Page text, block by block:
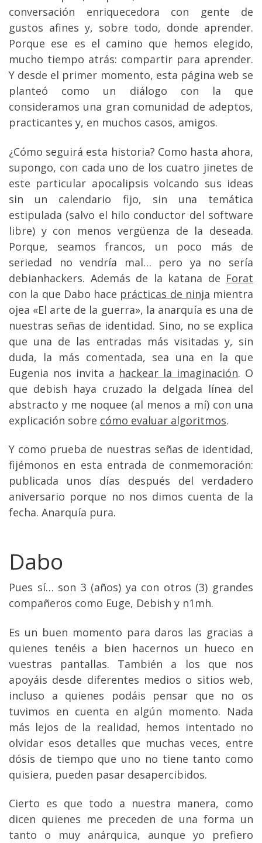
conversación enriquecedora con gente de
gustos afines y, sobre todo, donde aprender.
Porque ese es el camino que hemos elegido,
mucho tiempo atrás: compartir para aprender.
Y desde el primer momento, esta página web se
planteó como un diálogo con la que
consideramos una gran comunidad de adeptos,
practicantes y, en muchos casos, amigos.
¿Cómo seguirá esta historia? Como hasta ahora,
supongo, con cada uno de los cuatro jinetes de
este particular apocalipsis volcando sus ideas
sin un calendario fijo, sin una temática
estipulada (salvo el hilo conductor del software
libre) y con menos vergüenza de la deseada.
Porque, seamos francos, un poco más de
seriedad no vendría mal… pero ya no sería
debianhackers. Además de la katana de Forat
con la que Dabo hace prácticas de ninja mientra
ojea «El arte de la guerra», la anarquía es una de
nuestras señas de identidad. Sino, no se explica
que una de las entradas más visitadas y, sin
duda, la más comentada, sea una en la que
Eugenia nos invita a hackear la imaginación. O
que debish haya cruzado la delgada línea del
abstracto y me noquee (al menos a mí) con una
explicación sobre cómo evaluar algoritmos.
Y como prueba de nuestras señas de identidad,
fijémonos en esta entrada de conmemoración:
publicada unos días después del verdadero
aniversario porque no nos dimos cuenta de la
fecha. Anarquía pura.
Dabo
Pues sí… son 3 (años) ya con otros (3) grandes
compañeros como Euge, Debish y n1mh.
Es un buen momento para daros las gracias a
quienes tenéis a bien hacernos un hueco en
vuestras pantallas. También a los que nos
apoyáis desde diferentes medios o sitios web,
incluso a quienes podáis pensar que no os
tuvimos en cuenta en algún momento. Nada
más lejos de la realidad, hemos intentado no
olvidar esos detalles que muchas veces, entre
dósis de tiempo que uno no tiene tanto como
quisiera, pueden pasar desapercibidos.
Cierto es que todo a nuestra manera, como
dicen quienes me preceden de una forma un
tanto o muy anárquica, aunque yo prefiero